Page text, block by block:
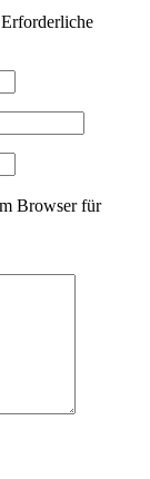
Erforderliche
Browser für